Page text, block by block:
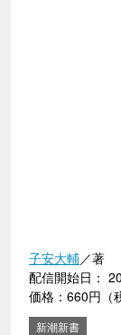
子安大輔／著
配信開始日：
価格：660円（
新潮新書